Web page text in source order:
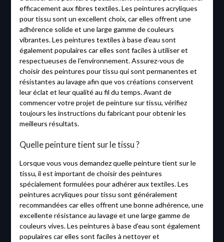
efficacement aux fibres textiles. Les peintures acryliques
pour tissu sont un excellent choix, car elles offrent une
adhérence solide et une large gamme de couleurs
vibrantes. Les peintures textiles à base d’eau sont
également populaires car elles sont faciles à utiliser et
respectueuses de l’environnement. Assurez-vous de
choisir des peintures pour tissu qui sont permanentes et
résistantes au lavage afin que vos créations conservent
leur éclat et leur qualité au fil du temps. Avant de
commencer votre projet de peinture sur tissu, vérifiez
toujours les instructions du fabricant pour obtenir les
meilleurs résultats.
Quelle peinture tient sur le tissu ?
Lorsque vous vous demandez quelle peinture tient sur le
tissu, il est important de choisir des peintures
spécialement formulées pour adhérer aux textiles. Les
peintures acryliques pour tissu sont généralement
recommandées car elles offrent une bonne adhérence, une
excellente résistance au lavage et une large gamme de
couleurs vives. Les peintures à base d’eau sont également
populaires car elles sont faciles à nettoyer et